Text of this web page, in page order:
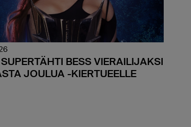
BESS VIERAILIJAKSI
JOULUA -KIERTUEELLE